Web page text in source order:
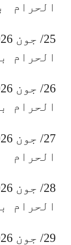
الحرام
الحرام
الحرام
الحرام
الحرام